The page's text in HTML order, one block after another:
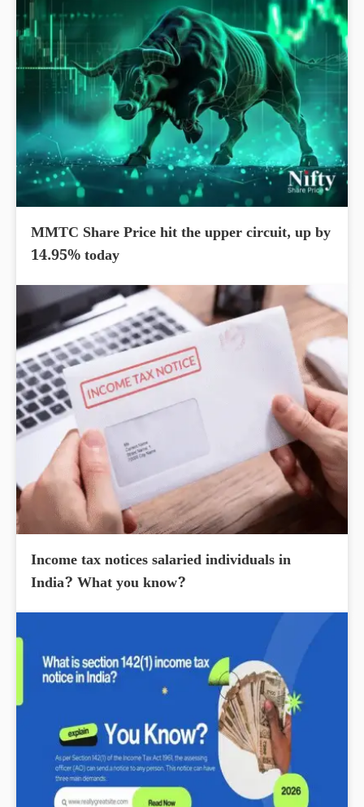
MMTC Share Price hit the upper circuit, up by
14.95% today
Income tax notices salaried individuals in
India? What you know?